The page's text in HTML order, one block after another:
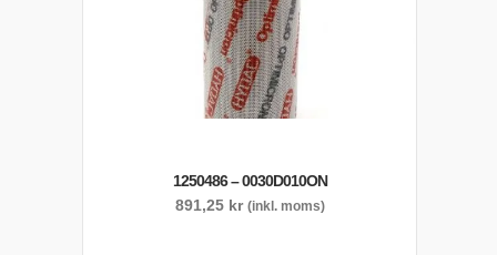
1250486 – 0030D010ON
891,25 kr (inkl. moms)